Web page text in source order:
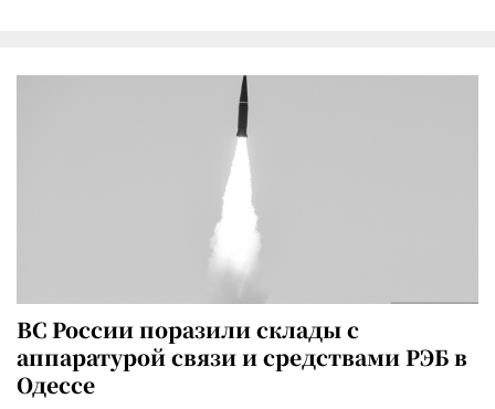
ВС России поразили склады с
аппаратурой связи и средствами РЭБ в
Одессе